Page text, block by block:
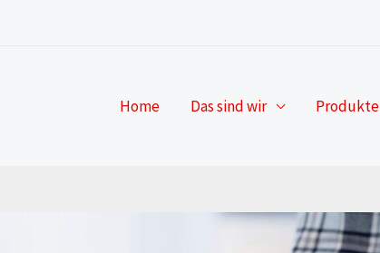
Home Das sind wir Produkte